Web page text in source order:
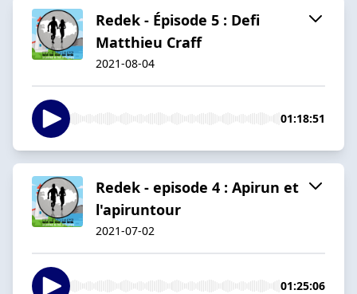
Redek - Épisode 5 : Defi
Matthieu Craff
2021-08-04
01:18:51
Redek - episode 4 : Apirun et
l'apiruntour
2021-07-02
01:25:06